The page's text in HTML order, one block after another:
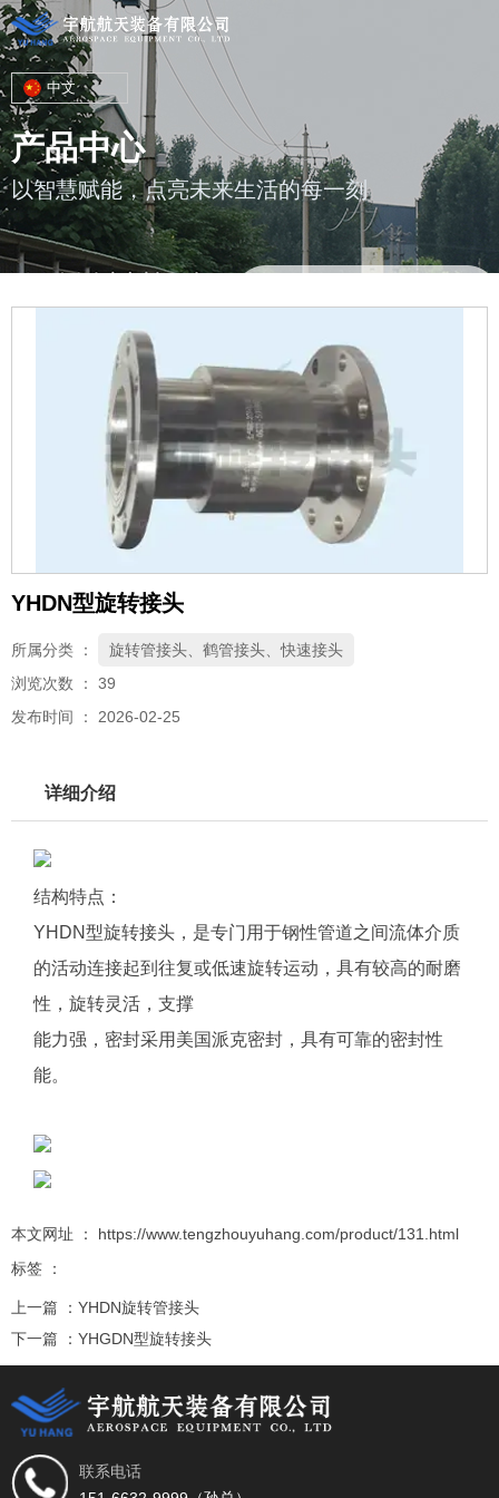
中文
产品中心
以智慧赋能，点亮未来生活的每一刻
旋转接头
YHDN型旋转接头
所属分类 ：
旋转管接头、鹤管接头、快速接头
浏览次数 ： 39
发布时间 ： 2026-02-25
详细介绍
结构特点：
YHDN型旋转接头，是专门用于钢性管道之间流体介质
的活动连接起到往复或低速旋转运动，具有较高的耐磨
性，旋转灵活，支撑
能力强，密封采用美国派克密封，具有可靠的密封性
能。
本文网址 ： https://www.tengzhouyuhang.com/product/131.html
标签 ：
上一篇 ： YHDN旋转管接头
下一篇 ： YHGDN型旋转接头
相关推荐
联系电话